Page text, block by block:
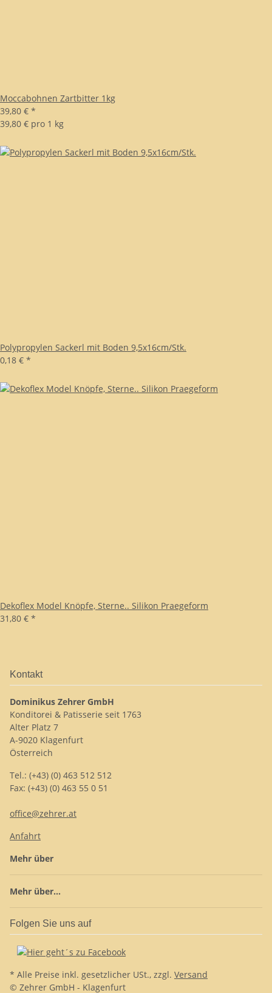
Moccabohnen Zartbitter 1kg
39,80 € *
39,80 € pro 1 kg
Polypropylen Sackerl mit Boden 9,5x16cm/Stk.
0,18 € *
Dekoflex Model Knöpfe, Sterne.. Silikon Praegeform
31,80 € *
Kontakt
Dominikus Zehrer GmbH
Konditorei & Patisserie seit 1763
Alter Platz 7
A-9020 Klagenfurt
Österreich
Tel.: (+43) (0) 463 512 512
Fax: (+43) (0) 463 55 0 51
office@zehrer.at
Anfahrt
Mehr über
Mehr über...
Folgen Sie uns auf
* Alle Preise inkl. gesetzlicher USt., zzgl. Versand
© Zehrer GmbH - Klagenfurt